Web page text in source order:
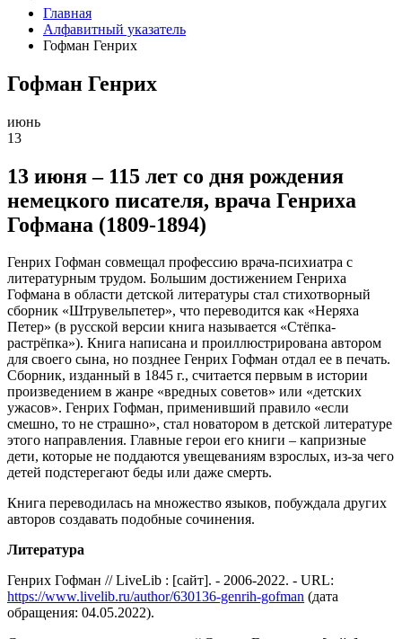
Главная
Алфавитный указатель
Гофман Генрих
Гофман Генрих
июнь
13
13 июня – 115 лет со дня рождения
немецкого писателя, врача Генриха
Гофмана (1809-1894)
Генрих Гофман совмещал профессию врача-психиатра с
литературным трудом. Большим достижением Генриха
Гофмана в области детской литературы стал стихотворный
сборник «Штрувельпетер», что переводится как «Неряха
Петер» (в русской версии книга называется «Стёпка-
растрёпка»). Книга написана и проиллюстрирована автором
для своего сына, но позднее Генрих Гофман отдал ее в печать.
Сборник, изданный в 1845 г., считается первым в истории
произведением в жанре «вредных советов» или «детских
ужасов». Генрих Гофман, применивший правило «если
смешно, то не страшно», стал новатором в детской литературе
этого направления. Главные герои его книги – капризные
дети, которые не поддаются увещеваниям взрослых, из-за чего
детей подстерегают беды или даже смерть.
Книга переводилась на множество языков, побуждала других
авторов создавать подобные сочинения.
Литература
Генрих Гофман // LiveLib : [сайт]. - 2006-2022. - URL:
https://www.livelib.ru/author/630136-genrih-gofman (дата
обращения: 04.05.2022).